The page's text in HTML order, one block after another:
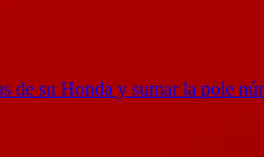
de su Honda y sumar la pole